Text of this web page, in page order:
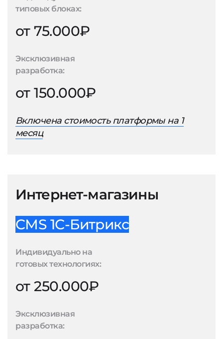
типовых блоках:
от 75.000₽
Эксклюзивная
разработка:
от 150.000₽
Включена стоимость платформы на 1
месяц
Интернет-магазины
CMS 1С-Битрикс
Индивидуально на
готовых технологиях:
от 250.000₽
Эксклюзивная
разработка: